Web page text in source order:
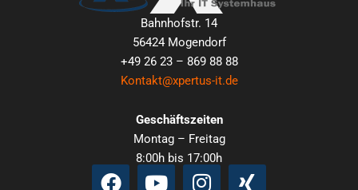
Bahnhofstr. 14
56424 Mogendorf
+49 26 23 – 869 88 88
Kontakt@xpertus-it.de
Geschäftszeiten
Montag – Freitag
8:00h bis 17:00h